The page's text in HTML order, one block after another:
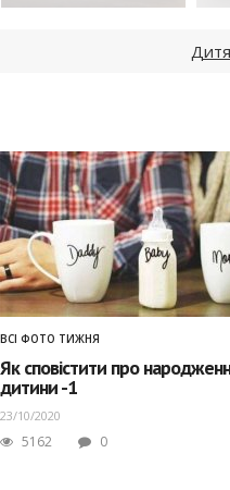
ВСІ ФОТО ТИЖНЯ
Як сповістити про
дитини -1
23/10/2020
5162 0